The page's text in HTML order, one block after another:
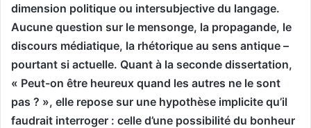
dimension politique ou intersubjective du langage.
Aucune question sur le mensonge, la propagande, le
discours médiatique, la rhétorique au sens antique –
pourtant si actuelle. Quant à la seconde dissertation,
« Peut-on être heureux quand les autres ne le sont
pas ? », elle repose sur une hypothèse implicite qu’il
faudrait interroger : celle d’une possibilité du bonheur